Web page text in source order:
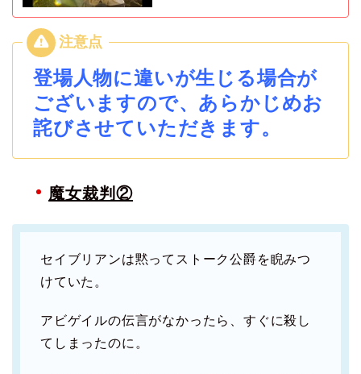
登場人物に違いが生じる場合が
ございますので、あらかじめお
詫びさせていただきます。
魔女裁判②
セイブリアンは黙ってストーク公爵を睨みつ
けていた。
アビゲイルの伝言がなかったら、すぐに殺し
てしまったのに。